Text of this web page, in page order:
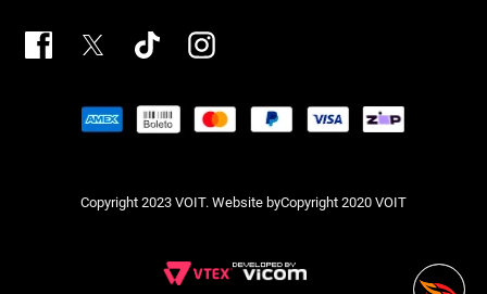
Copyright 2023 VOIT. Website byCopyright 2020 VOIT